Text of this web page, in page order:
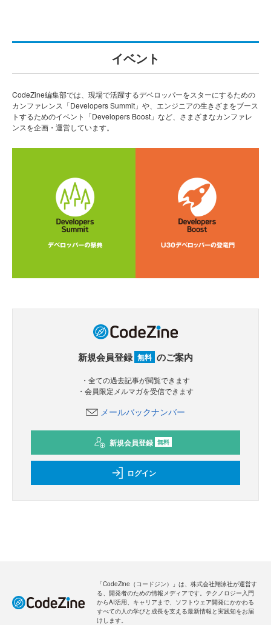
イベント
CodeZine編集部では、現場で活躍するデベロッパーをスターにするための
カンファレンス「Developers Summit」や、エンジニアの生きざまをブース
トするためのイベント「Developers Boost」など、さまざまなカンファレ
ンスを企画・運営しています。
新規会員登録 無料 のご案内
・全ての過去記事が閲覧できます
・会員限定メルマガを受信できます
メールバックナンバー
新規会員登録 無料
ログイン
「CodeZine（コードジン）」は、株式会社翔泳社が運営す
る、開発者のための情報メディアです。テクノロジー入門
からAI活用、キャリアまで、ソフトウェア開発にかかわる
すべての人の学びと成長を支える最新情報と実践知をお届
けします。